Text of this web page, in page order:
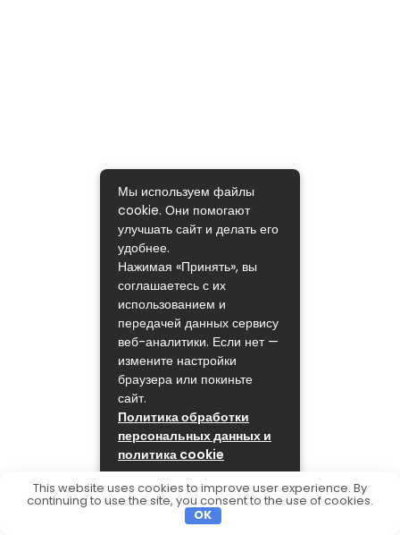
Мы используем файлы
cookie. Они помогают
улучшать сайт и делать его
удобнее.
Нажимая «Принять», вы
соглашаетесь с их
использованием и
передачей данных сервису
веб-аналитики. Если нет —
измените настройки
браузера или покиньте
сайт.
Политика обработки
персональных данных и
политика cookie
ПРИНЯТЬ
This website uses cookies to improve user experience. By
continuing to use the site, you consent to the use of cookies.
OK